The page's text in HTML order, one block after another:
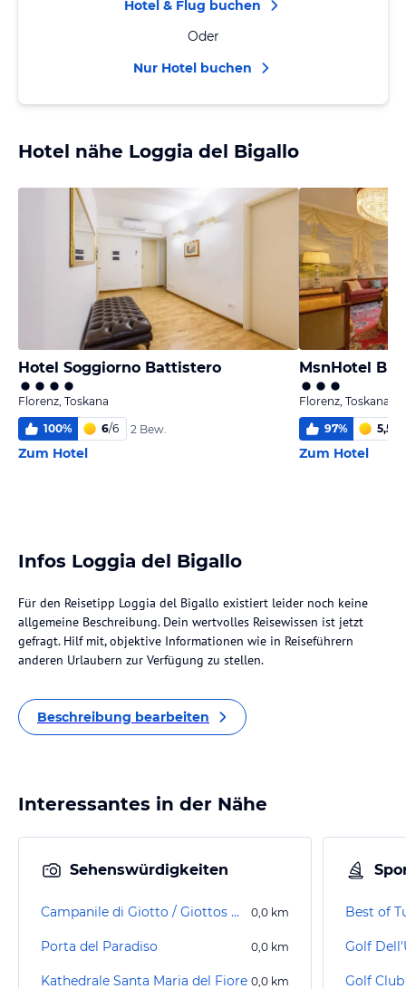
Hotel & Flug buchen
Oder
Nur Hotel buchen
Hotel nähe Loggia del Bigallo
Hotel Soggiorno Battistero
Florenz, Toskana
100% 6/6 2 Bew.
Zum Hotel
MsnHotel
Florenz, Toskana
97% 5,5
Zum Hotel
Infos Loggia del Bigallo
Für den Reisetipp Loggia del Bigallo existiert leider noch keine
allgemeine Beschreibung. Dein wertvolles Reisewissen ist jetzt
gefragt. Hilf mit, objektive Informationen wie in Reiseführern
anderen Urlaubern zur Verfügung zu stellen.
Beschreibung bearbeiten
Interessantes in der Nähe
Sehenswürdigkeiten
Campanile di Giotto / Giottos Glockenturm 0,0 km
Porta del Paradiso 0,0 km
Kathedrale Santa Maria del Fiore 0,0 km
Best of
Golf
Golf